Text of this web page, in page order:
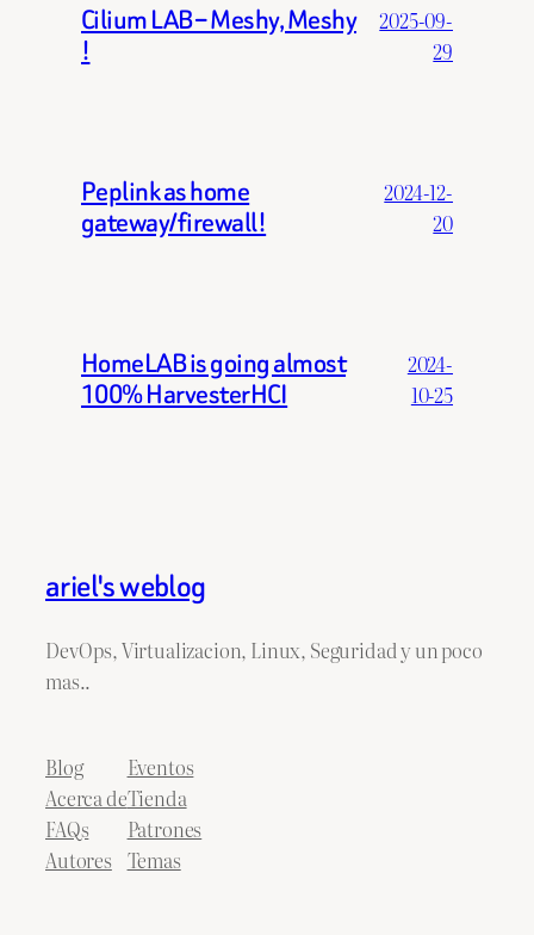
Cilium LAB – Meshy, Meshy
!
2025-09-
29
Peplink as home
gateway/firewall!
2024-12-
20
HomeLAB is going almost
100% HarvesterHCI
2024-
10-25
ariel's weblog
DevOps, Virtualizacion, Linux, Seguridad y un poco
mas..
Blog
Acerca de
FAQs
Autores
Eventos
Tienda
Patrones
Temas